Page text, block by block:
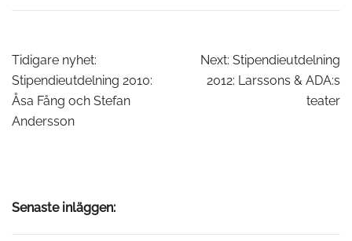
Inläggsnavigering
Tidigare nyhet:
Stipendieutdelning 2010:
Åsa Fång och Stefan
Andersson
Next: Stipendieutdelning
2012: Larssons & ADA:s
teater
Senaste inläggen: